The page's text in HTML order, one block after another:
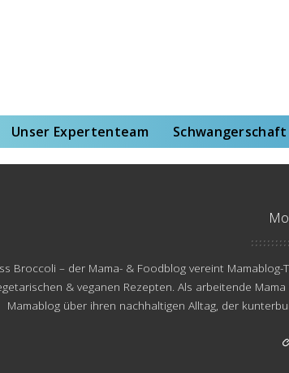
Unser Expertenteam Schwangerschaft
Broccoli – der Mama- & Foodblog vereint
& veganen Rezepten. Als arbeitende
Mamablog über ihren nachhaltigen Alltag, der